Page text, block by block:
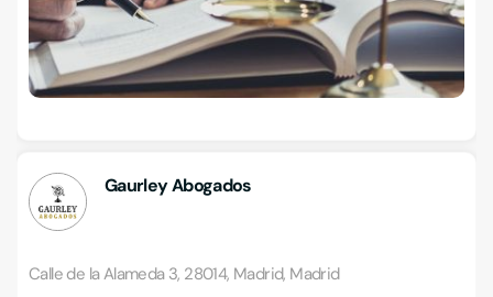
Gaurley Abogados
Calle de la Alameda 3, 28014, Madrid, Madrid